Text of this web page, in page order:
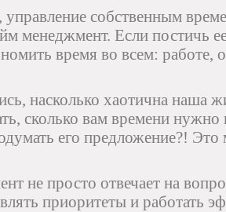
собственным
менеджмент. Если постичь
время во всем: работе,
насколько хаотична наша
сколько вам времени
его предложение?! Это
не просто отвечает на
приоритеты и работать